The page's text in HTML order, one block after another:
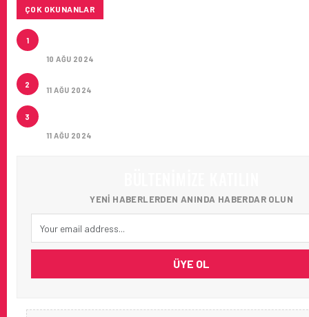
ÇOK OKUNANLAR
1
10 AĞU 2024
2
11 AĞU 2024
3
11 AĞU 2024
YENI HABERLERDEN ANINDA HABERDAR OLUN
ÜYE OL